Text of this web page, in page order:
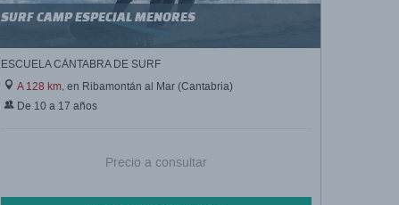
SURF CAMP ESPECIAL MENORES
ESCUELA CÁNTABRA DE SURF
A 128 km,en Ribamontán al Mar (Cantabria)
De 10 a 17 años
Precio a consultar